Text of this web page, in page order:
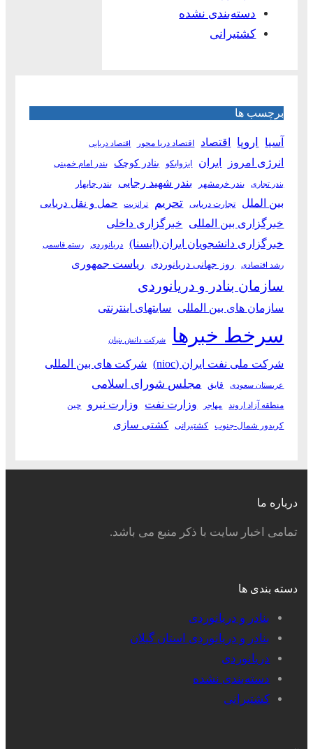
دسته‌بندی نشده
کشتیرانی
برچسب ها
آسیا اروپا اقتصاد اقتصاد دریا محور اقتصاد دریایی
انرژی امروز ایران ایزوایکو بنادر کوچک بندر امام خمینی
بندر تجاری بندر خرمشهر بندر شهید رجایی بندر چابهار
بین الملل تجارت دریایی تحریم ترانزیت حمل و نقل دریایی
خبرگزاری بین المللی خبرگزاری داخلی
خبرگزاری دانشجویان ایران (ایسنا)
دریانوردی رستم قاسمی
رشد اقتصادی روز جهانی دریانوردی ریاست جمهوری
سازمان بنادر و دریانوردی
سازمان های بین المللی سایتهای اینترنتی
سرخط خبرها شرکت دانش بنیان
شرکت ملی نفت ایران (nioc) شرکت های بین المللی
عربستان سعودی قایق مجلس شورای اسلامی
منطقه آزاد اروند مهاجر وزارت نفت وزارت نیرو چین
کریدور شمال-جنوب کشتیرانی کشتی سازی
درباره ما
تمامی اخبار سایت با ذکر منبع می باشد.
دسته بندی ها
بنادر و دریانوردی
بنادر و دریانوردی استان گیلان
دریانوردی
دسته‌بندی نشده
کشتیرانی